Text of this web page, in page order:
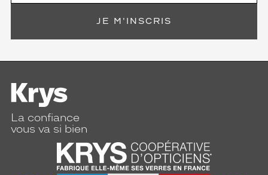
JE M'INSCRIS
La confiance
vous va si bien